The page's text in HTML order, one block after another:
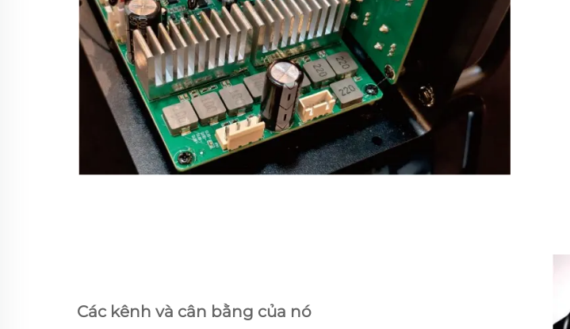
Các kênh và cân bằng của nó